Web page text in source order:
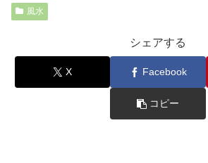
風水
シェアする
X Facebook
コピー